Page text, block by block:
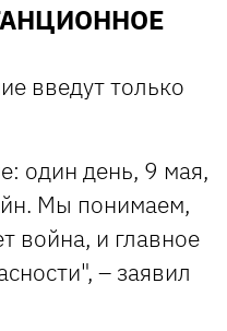
введут только
один день, 9 мая,
Мы понимаем,
война, и главное
– заявил